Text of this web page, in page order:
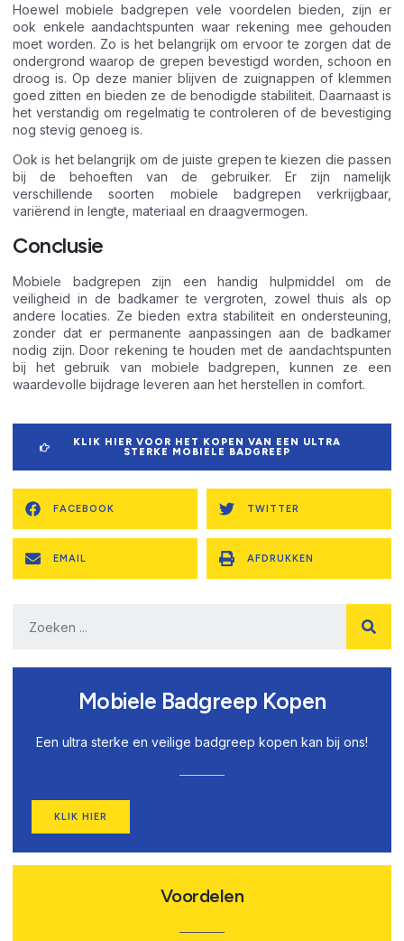
Hoewel mobiele badgrepen vele voordelen bieden, zijn er
ook enkele aandachtspunten waar rekening mee gehouden
moet worden. Zo is het belangrijk om ervoor te zorgen dat de
ondergrond waarop de grepen bevestigd worden, schoon en
droog is. Op deze manier blijven de zuignappen of klemmen
goed zitten en bieden ze de benodigde stabiliteit. Daarnaast is
het verstandig om regelmatig te controleren of de bevestiging
nog stevig genoeg is.
Ook is het belangrijk om de juiste grepen te kiezen die passen
bij de behoeften van de gebruiker. Er zijn namelijk
verschillende soorten mobiele badgrepen verkrijgbaar,
variërend in lengte, materiaal en draagvermogen.
Conclusie
Mobiele badgrepen zijn een handig hulpmiddel om de
veiligheid in de badkamer te vergroten, zowel thuis als op
andere locaties. Ze bieden extra stabiliteit en ondersteuning,
zonder dat er permanente aanpassingen aan de badkamer
nodig zijn. Door rekening te houden met de aandachtspunten
bij het gebruik van mobiele badgrepen, kunnen ze een
waardevolle bijdrage leveren aan het herstellen in comfort.
KLIK HIER VOOR HET KOPEN VAN EEN ULTRA
STERKE MOBIELE BADGREEP
FACEBOOK TWITTER
EMAIL AFDRUKKEN
Mobiele Badgreep Kopen
Een ultra sterke en veilige badgreep kopen kan bij ons!
KLIK HIER
Voordelen